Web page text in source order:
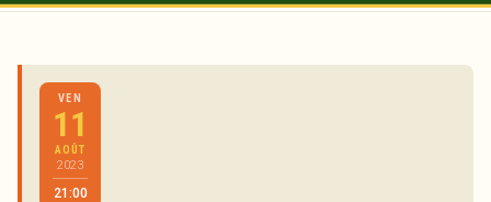
Concerts
Académie d'Été
Nous soutenir
Artistes
VEN
11
AOÛT
2023
21:00